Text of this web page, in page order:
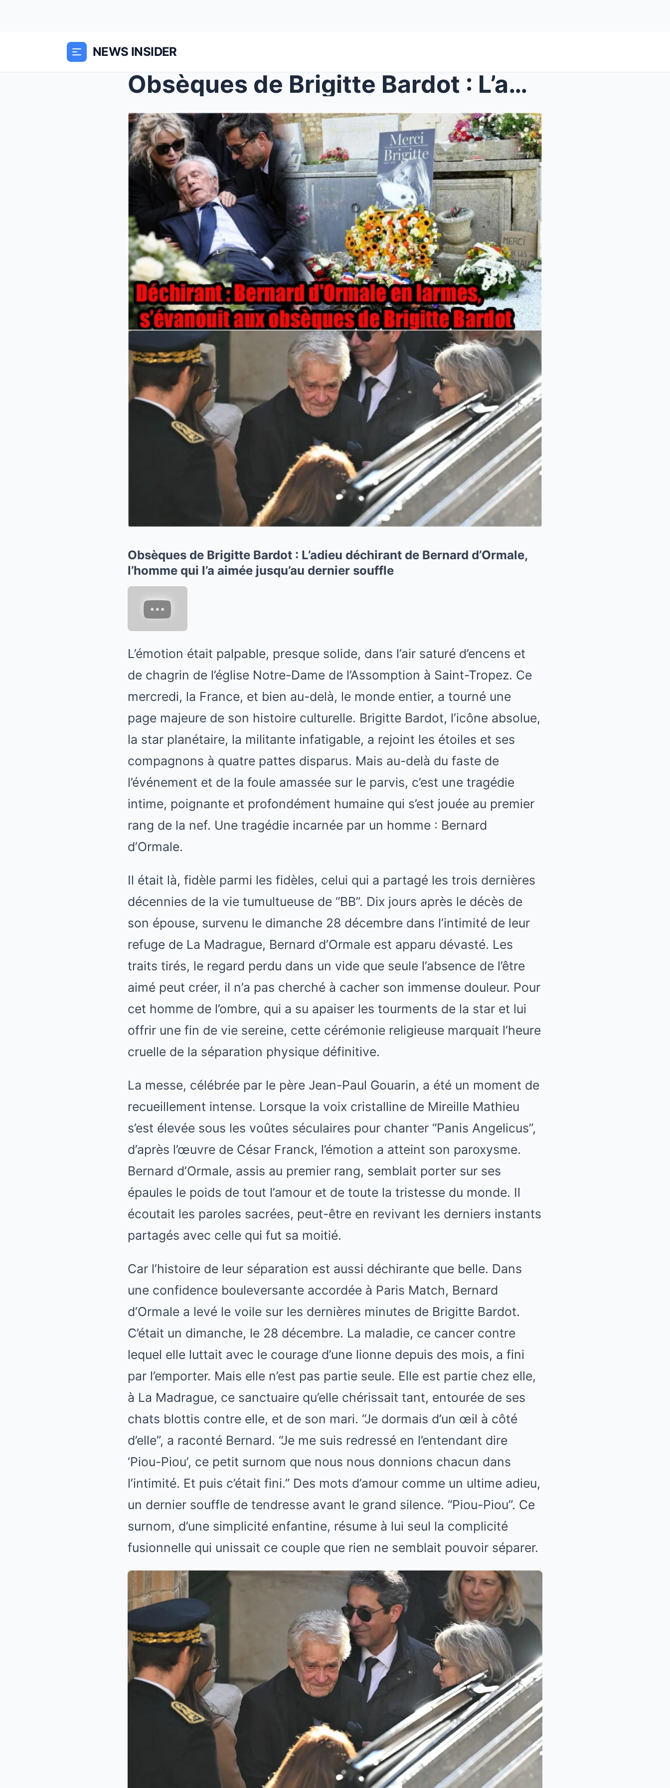
NEWS INSIDER
Obsèques de Brigitte Bardot : L’adieu déchir...
Obsèques de Brigitte Bardot : L’adieu déchirant de Bernard d’Ormale,
l’homme qui l’a aimée jusqu’au dernier souffle
L’émotion était palpable, presque solide, dans l’air saturé d’encens et
de chagrin de l’église Notre-Dame de l’Assomption à Saint-Tropez. Ce
mercredi, la France, et bien au-delà, le monde entier, a tourné une
page majeure de son histoire culturelle. Brigitte Bardot, l’icône absolue,
la star planétaire, la militante infatigable, a rejoint les étoiles et ses
compagnons à quatre pattes disparus. Mais au-delà du faste de
l’événement et de la foule amassée sur le parvis, c’est une tragédie
intime, poignante et profondément humaine qui s’est jouée au premier
rang de la nef. Une tragédie incarnée par un homme : Bernard
d’Ormale.
Il était là, fidèle parmi les fidèles, celui qui a partagé les trois dernières
décennies de la vie tumultueuse de “BB”. Dix jours après le décès de
son épouse, survenu le dimanche 28 décembre dans l’intimité de leur
refuge de La Madrague, Bernard d’Ormale est apparu dévasté. Les
traits tirés, le regard perdu dans un vide que seule l’absence de l’être
aimé peut créer, il n’a pas cherché à cacher son immense douleur. Pour
cet homme de l’ombre, qui a su apaiser les tourments de la star et lui
offrir une fin de vie sereine, cette cérémonie religieuse marquait l’heure
cruelle de la séparation physique définitive.
La messe, célébrée par le père Jean-Paul Gouarin, a été un moment de
recueillement intense. Lorsque la voix cristalline de Mireille Mathieu
s’est élevée sous les voûtes séculaires pour chanter “Panis Angelicus”,
d’après l’œuvre de César Franck, l’émotion a atteint son paroxysme.
Bernard d’Ormale, assis au premier rang, semblait porter sur ses
épaules le poids de tout l’amour et de toute la tristesse du monde. Il
écoutait les paroles sacrées, peut-être en revivant les derniers instants
partagés avec celle qui fut sa moitié.
Car l’histoire de leur séparation est aussi déchirante que belle. Dans
une confidence bouleversante accordée à Paris Match, Bernard
d’Ormale a levé le voile sur les dernières minutes de Brigitte Bardot.
C’était un dimanche, le 28 décembre. La maladie, ce cancer contre
lequel elle luttait avec le courage d’une lionne depuis des mois, a fini
par l’emporter. Mais elle n’est pas partie seule. Elle est partie chez elle,
à La Madrague, ce sanctuaire qu’elle chérissait tant, entourée de ses
chats blottis contre elle, et de son mari. “Je dormais d’un œil à côté
d’elle”, a raconté Bernard. “Je me suis redressé en l’entendant dire
‘Piou-Piou’, ce petit surnom que nous nous donnions chacun dans
l’intimité. Et puis c’était fini.” Des mots d’amour comme un ultime adieu,
un dernier souffle de tendresse avant le grand silence. “Piou-Piou”. Ce
surnom, d’une simplicité enfantine, résume à lui seul la complicité
fusionnelle qui unissait ce couple que rien ne semblait pouvoir séparer.